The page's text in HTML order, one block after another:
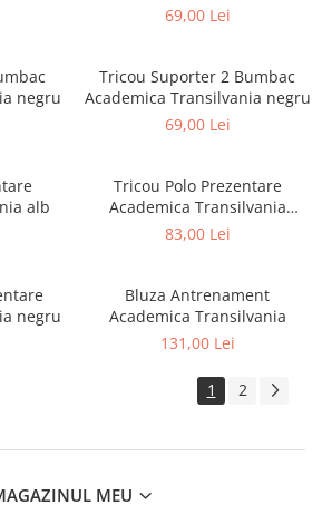
69,00 Lei
negru
Tricou Suporter 2 Bumbac
Academica Transilvania negru
69,00 Lei
alb
Tricou Polo Prezentare
Academica Transilvania
albastru
83,00 Lei
negru
Bluza Antrenament
Academica Transilvania
131,00 Lei
1 2
MEU